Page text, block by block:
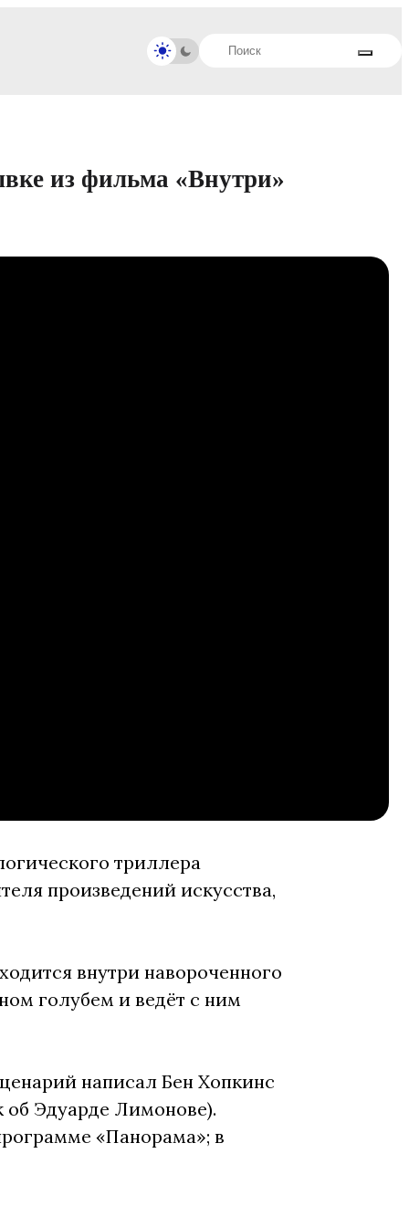
из фильма «Внутри»
триллера
произведений искусства,
внутри навороченного
голубем и ведёт с ним
написал Бен Хопкинс
Эдуарде Лимонове).
«Панорама»; в